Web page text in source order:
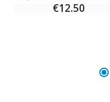
€12.50